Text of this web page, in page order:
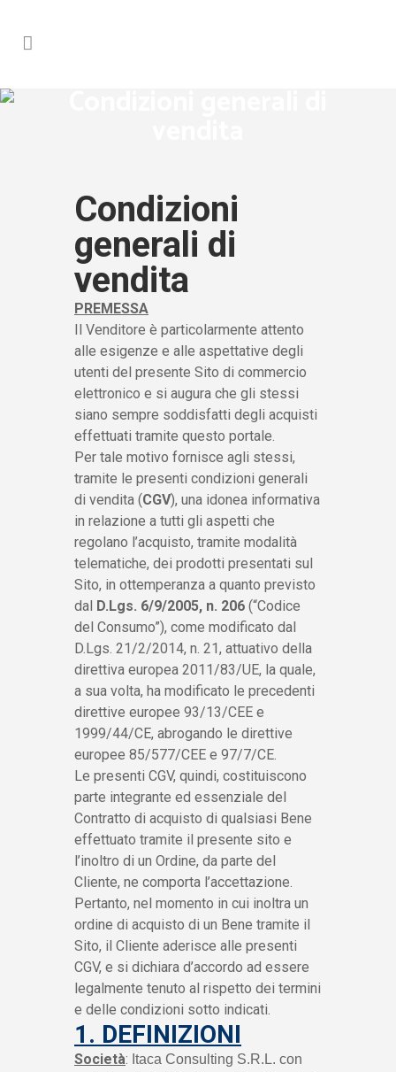
Condizioni
generali di
vendita
PREMESSA
Il Venditore è particolarmente attento
alle esigenze e alle aspettative degli
utenti del presente Sito di commercio
elettronico e si augura che gli stessi
siano sempre soddisfatti degli acquisti
effettuati tramite questo portale.
Per tale motivo fornisce agli stessi,
tramite le presenti condizioni generali
di vendita (CGV), una idonea informativa
in relazione a tutti gli aspetti che
regolano l’acquisto, tramite modalità
telematiche, dei prodotti presentati sul
Sito, in ottemperanza a quanto previsto
dal D.Lgs. 6/9/2005, n. 206 (“Codice
del Consumo”), come modificato dal
D.Lgs. 21/2/2014, n. 21, attuativo della
direttiva europea 2011/83/UE, la quale,
a sua volta, ha modificato le precedenti
direttive europee 93/13/CEE e
1999/44/CE, abrogando le direttive
europee 85/577/CEE e 97/7/CE.
Le presenti CGV, quindi, costituiscono
parte integrante ed essenziale del
Contratto di acquisto di qualsiasi Bene
effettuato tramite il presente sito e
l’inoltro di un Ordine, da parte del
Cliente, ne comporta l’accettazione.
Pertanto, nel momento in cui inoltra un
ordine di acquisto di un Bene tramite il
Sito, il Cliente aderisce alle presenti
CGV, e si dichiara d’accordo ad essere
legalmente tenuto al rispetto dei termini
e delle condizioni sotto indicati.
1. DEFINIZIONI
Società: Itaca Consulting S.R.L. con